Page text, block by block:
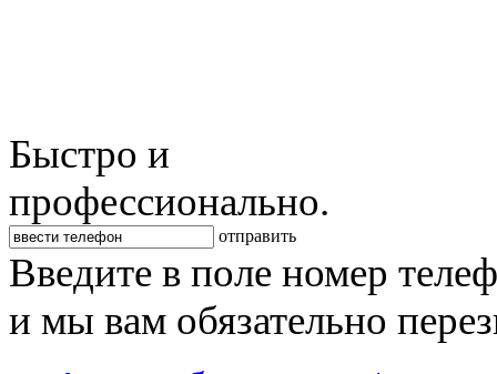
Быстро и
профессионально.
отправить
Введите в поле номер
и мы вам обязательно